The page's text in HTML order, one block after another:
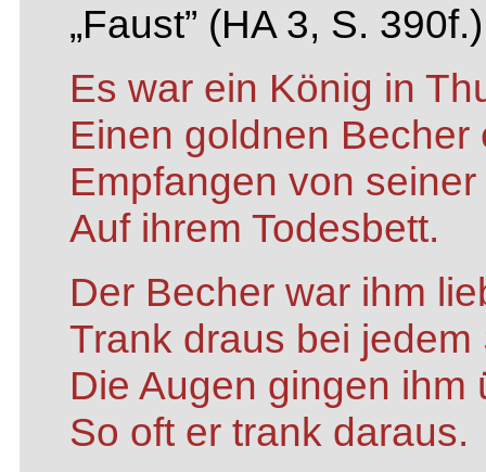
„Faust” (HA 3, S.
Es war ein König in
Einen goldnen Becher
Empfangen von
Auf ihrem Todesbett.
Der Becher war ihm
Trank draus bei jedem
Die Augen gingen ihm
So oft er trank daraus.